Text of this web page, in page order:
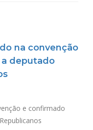
na convenção
deputado
e confirmado